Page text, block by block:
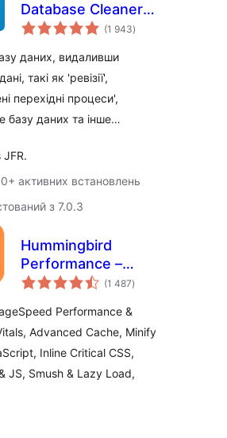
Database Cleaner –
Optimize & Clean
Up Site
Performance
(1 943загальний
рейтинг
)
даних, видаливши
такі як 'ревізії',
перехідні процеси',
базу даних та інше…
JFR.
активних встановлень
з 7.0.3
Hummingbird
Performance –
Cache & Page
for Core Web Vitals
| Critical CSS |
Minify CSS | Defer
CSS Javascript |
(1 487загальний
рейтинг
)
Performance &
Advanced Cache, Minify
Inline Critical CSS,
JS, Smush & Lazy Load,